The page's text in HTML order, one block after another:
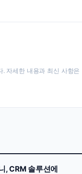
리뷰
. 자세한 내용과 최신 사항은
, CRM 솔루션에